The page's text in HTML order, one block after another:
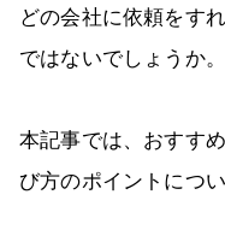
どの会社に依頼をす
ではないでしょうか。
本記事では、おすす
び方のポイントにつ